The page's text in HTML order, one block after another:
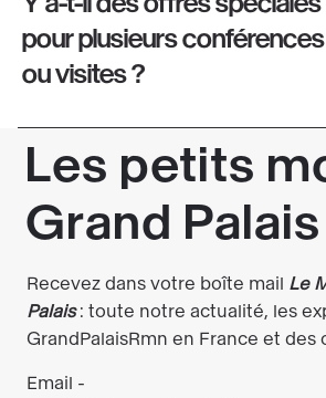
pour plusieurs conférences
ou visites ?